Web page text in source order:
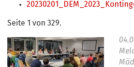
Seite 1 von 329.